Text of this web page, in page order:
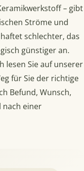
– gibt
Ströme und
schlechter, das
günstiger an.
lesen Sie auf unserer
für Sie der richtige
Befund, Wunsch,
nach einer